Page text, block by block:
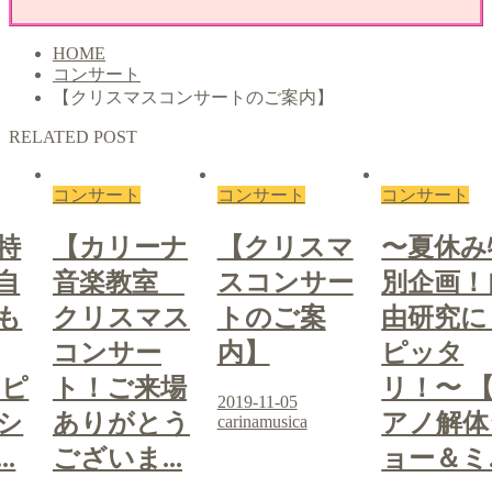
HOME
コンサート
【クリスマスコンサートのご案内】
RELATED POST
コンサート
【カリーナ
音楽教室
クリスマス
コンサー
ト！ご来場
ありがとう
ございま...
コンサート
【クリスマ
スコンサー
トのご案
内】
2019-11-05
carinamusica
コンサート
〜夏休
別企画
由研究
ピッタ
リ！〜
アノ解
ョー＆